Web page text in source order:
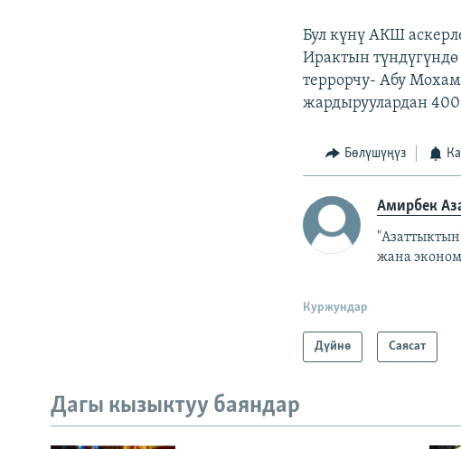
Бул күнү АКШ
Ирактын
террорчу- Абу
жардыруулардан
Бөлүшүңүз
Амирбек
жана
Куржундар
Дүйнө Саясат
Дагы кызыктуу баяндар